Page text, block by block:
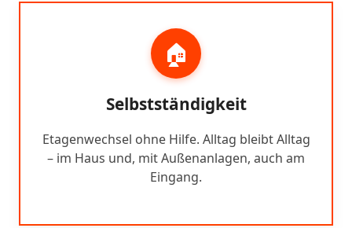
🏠
Selbstständigkeit
Etagenwechsel ohne Hilfe. Alltag bleibt Alltag
– im Haus und, mit Außenanlagen, auch am
Eingang.